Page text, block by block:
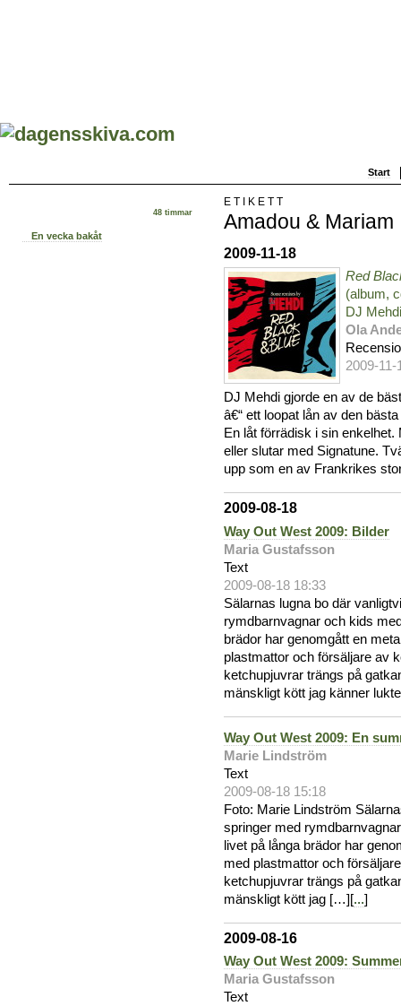
Start
48 timmar
En vecka bakåt
ETIKETT
Amadou & Mariam
2009-11-18
Red
(album,
DJ
Ola
2009-11-
DJ Mehdi gjorde en av de
â€“ ett loopat lån av den
En låt förrädisk i sin
eller slutar med Signatune.
upp som en av Frankrikes
2009-08-18
Way Out West 2009: Bilder
Maria Gustafsson
Text
2009-08-18 18:33
Sälarnas lugna bo där
rymdbarnvagnar och kids
brädor har genomgått en
plastmattor och försäljare av
ketchupjuvrar trängs på
mänskligt kött jag känner
Way Out West 2009: En
Marie Lindström
Text
2009-08-18 15:18
Foto: Marie Lindström
springer med
livet på långa brädor har
med plastmattor och
ketchupjuvrar trängs på
mänskligt kött jag […][...]
2009-08-16
Way Out West 2009:
Maria Gustafsson
Text